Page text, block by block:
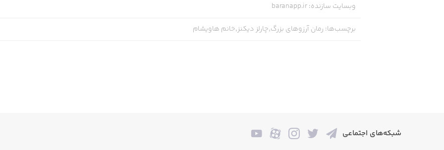
وبسایت سازنده:
baranapp.ir
برچسب‌ها: رمان آرزوهای بزرگ,چارلز دیکنز,خانم هاویشام
شبکه‌های اجتماعی